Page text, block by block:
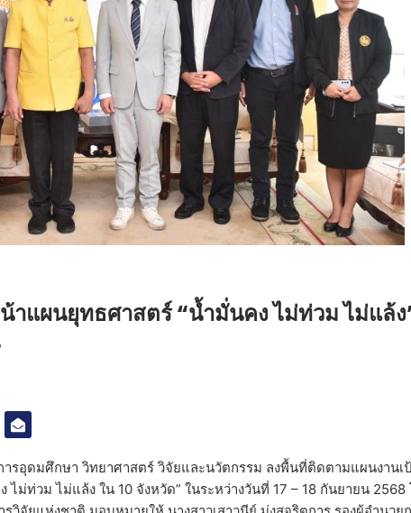
แผนยุทธศาสตร์ “น้ำมั่นคง ไม่ท่วม ไม่แล้ง
ารอุดมศึกษา วิทยาศาสตร์ วิจัยและนวัตกรรม ลงพื้นที่ติดตามแผนงานเ
ม่ท่วม ไม่แล้ง ใน 10 จังหวัด” ในระหว่างวันที่ 17 – 18 กันยายน 2568